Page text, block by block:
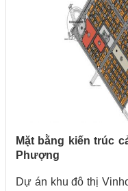
Mặt bằng kiến trúc
Phượng
Dự án khu đô thị